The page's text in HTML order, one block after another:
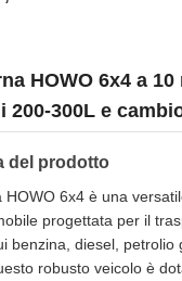
carro armato di
la pulizia degli
HOWO 6x4 a
200-300L e
del prodotto
HOWO 6x4 è una
progettata per il
benzina, diesel, petrolio
robusto veicolo è